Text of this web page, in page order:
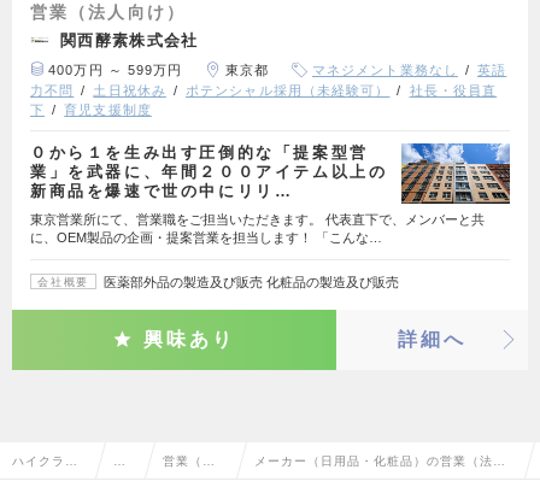
営業（法人向け）
関西酵素株式会社
400万円 ～ 599万円 東京都 マネジメント業務なし
英語
力不問
土日祝休み ポテンシャル採用（未経験可）
社長・役員直
下
育児支援制度
０から１を生み出す圧倒的な「提案型営
業」を武器に、年間２００アイテム以上の
新商品を爆速で世の中にリリ…
東京営業所にて、営業職をご担当いただきます。 代表直下で、メンバーと共
に、OEM製品の企画・提案営業を担当します！ 「こんな…
会社概要 医薬部外品の製造及び販売 化粧品の製造及び販売
興味あり 詳細へ
ハイクラス 営業（法 メーカー（日用品・化粧品）の営業（法人